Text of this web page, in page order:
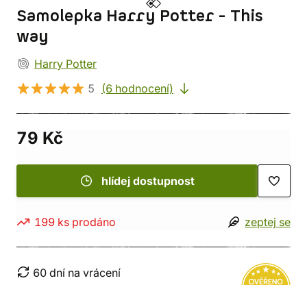
Samolepka Harry Potter - This
way
Harry Potter
5
(6 hodnocení)
79 Kč
hlídej dostupnost
199 ks prodáno zeptej se
60 dní na vrácení